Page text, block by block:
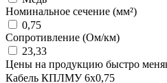
Номинальное сечение (мм²)
0,75
Сопротивление (Ом/км)
23,33
Цены на продукцию быстро
Кабель КПЛМУ 6x0,75